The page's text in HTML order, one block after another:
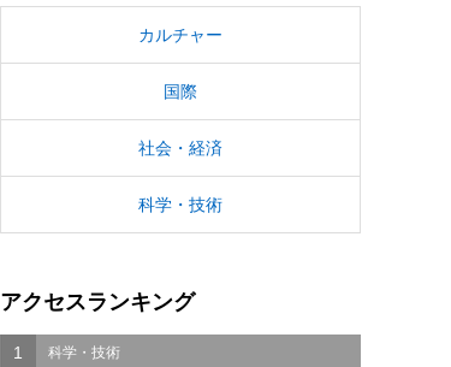
カルチャー
国際
社会・経済
科学・技術
アクセスランキング
1 科学・技術